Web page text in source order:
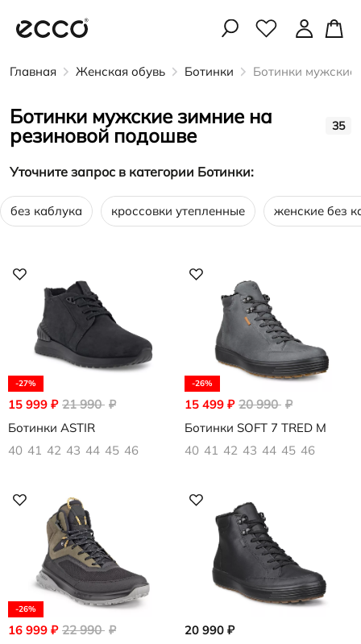
Главная Женская обувь Ботинки Ботинки
Ботинки мужские зимние на
резиновой подошве
35
Уточните запрос в категории Ботинки:
без каблука кроссовки утепленные женские без
-27%
15 999 ₽ 21 990 ₽
Ботинки ASTIR
40 41 42 43 44 45 46
-26%
15 499 ₽ 20 990 ₽
Ботинки SOFT 7 TRED M
40 41 42 43 44 45 46
-26%
16 999 ₽ 22 990 ₽
20 990 ₽